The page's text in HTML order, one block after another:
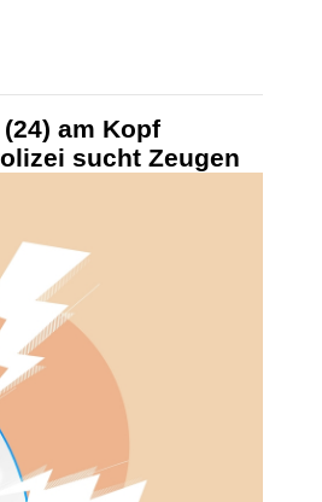
am Kopf
sucht Zeugen